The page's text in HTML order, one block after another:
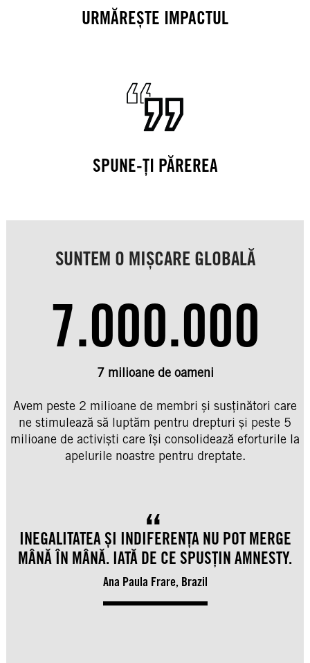
URMĂREȘTE IMPACTUL
SPUNE-ȚI PĂREREA
SUNTEM O MIȘCARE GLOBALĂ
7.000.000
7 milioane de oameni
Avem peste 2 milioane de membri și susținători care
ne stimulează să luptăm pentru drepturi și peste 5
milioane de activiști care își consolidează eforturile la
apelurile noastre pentru dreptate.
INEGALITATEA ȘI INDIFERENȚA NU POT MERGE
MÂNĂ ÎN MÂNĂ. IATĂ DE CE SPUSȚIN AMNESTY.
Ana Paula Frare, Brazil